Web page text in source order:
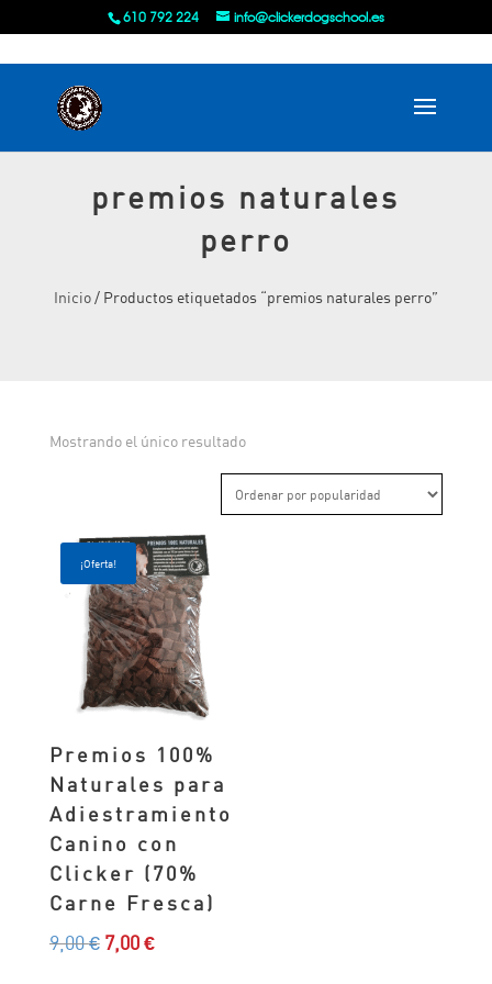
610 792 224 info@clickerdogschool.es
premios naturales
perro
Inicio/ Productos etiquetados “premios naturales perro”
Mostrando el único resultado
¡Oferta!
Premios 100%
Naturales para
Adiestramiento
Canino con
Clicker (70%
Carne Fresca)
9,00€ El
7,00€El